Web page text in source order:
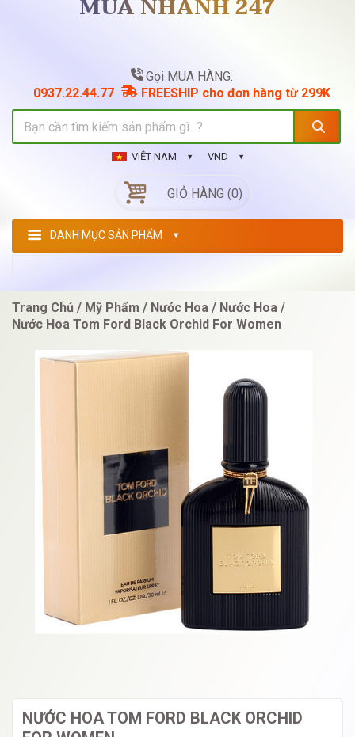
MUA NHANH 247
Gọi MUA HÀNG:
0937.22.44.77
FREESHIP cho đơn hàng từ 299K
VIỆT NAM VND
GIỎ HÀNG (0)
DANH MỤC SẢN PHẨM
Trang Chủ Mỹ Phẩm Nước Hoa
Nước Hoa
Nước Hoa Tom Ford Black Orchid For Women
NƯỚC HOA TOM FORD BLACK ORCHID